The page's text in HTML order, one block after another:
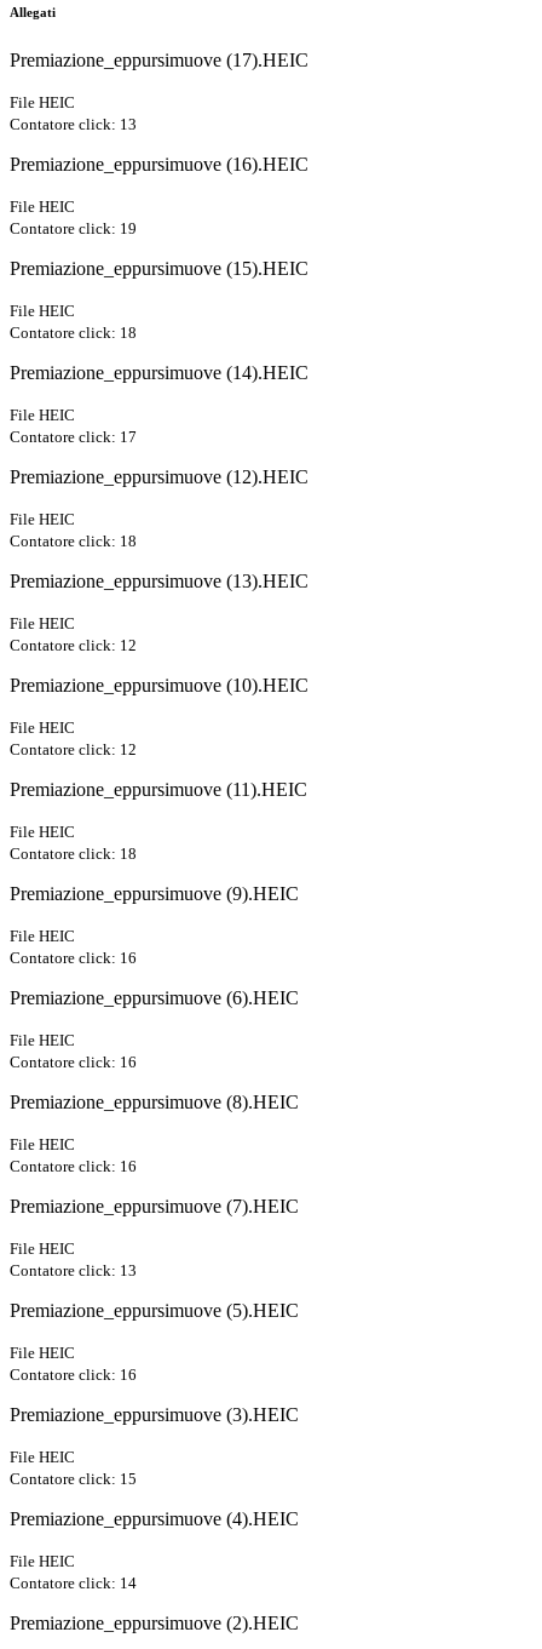
Allegati
Premiazione_eppursimuove (17).HEIC
File HEIC
Contatore click: 13
Premiazione_eppursimuove (16).HEIC
File HEIC
Contatore click: 19
Premiazione_eppursimuove (15).HEIC
File HEIC
Contatore click: 18
Premiazione_eppursimuove (14).HEIC
File HEIC
Contatore click: 17
Premiazione_eppursimuove (12).HEIC
File HEIC
Contatore click: 18
Premiazione_eppursimuove (13).HEIC
File HEIC
Contatore click: 12
Premiazione_eppursimuove (10).HEIC
File HEIC
Contatore click: 12
Premiazione_eppursimuove (11).HEIC
File HEIC
Contatore click: 18
Premiazione_eppursimuove (9).HEIC
File HEIC
Contatore click: 16
Premiazione_eppursimuove (6).HEIC
File HEIC
Contatore click: 16
Premiazione_eppursimuove (8).HEIC
File HEIC
Contatore click: 16
Premiazione_eppursimuove (7).HEIC
File HEIC
Contatore click: 13
Premiazione_eppursimuove (5).HEIC
File HEIC
Contatore click: 16
Premiazione_eppursimuove (3).HEIC
File HEIC
Contatore click: 15
Premiazione_eppursimuove (4).HEIC
File HEIC
Contatore click: 14
Premiazione_eppursimuove (2).HEIC